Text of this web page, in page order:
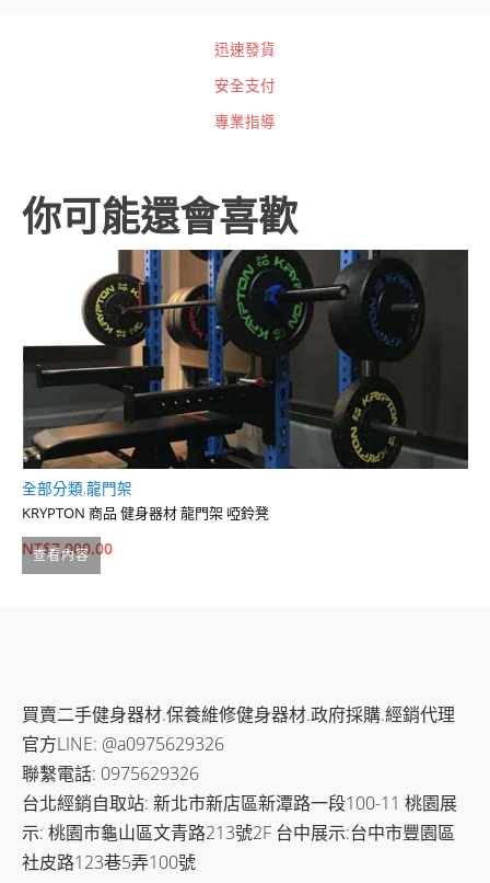
迅速發貨
安全支付
專業指導
你可能還會喜歡
查看內容
全部分類,龍門架
KRYPTON 商品 健身器材 龍門架 啞鈴凳
NT$7,000.00
買賣二手健身器材.保養維修健身器材.政府採購.經銷代理
官方LINE: @a0975629326
聯繫電話: 0975629326
台北經銷自取站: 新北市新店區新潭路一段100-11 桃園展
示: 桃園市龜山區文青路213號2F 台中展示:台中市豐園區
社皮路123巷5弄100號